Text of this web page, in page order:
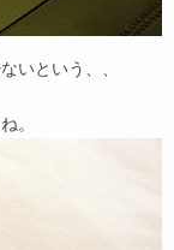
いという、、
。